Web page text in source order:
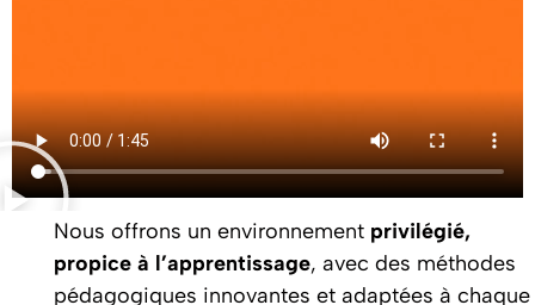
Nous offrons un environnement privilégié,
propice à l’apprentissage, avec des méthodes
pédagogiques innovantes et adaptées à chaque